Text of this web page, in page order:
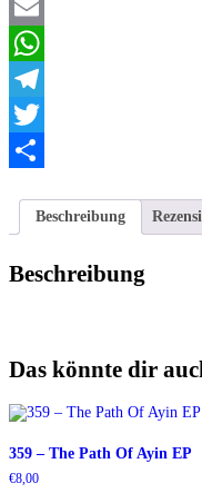
Facebook
Email
WhatsApp
Telegram
Twitter
Beschreibung
Beschreibung
Das könnte dir
359 ‎– The Path Of Ayin EP
€8,00